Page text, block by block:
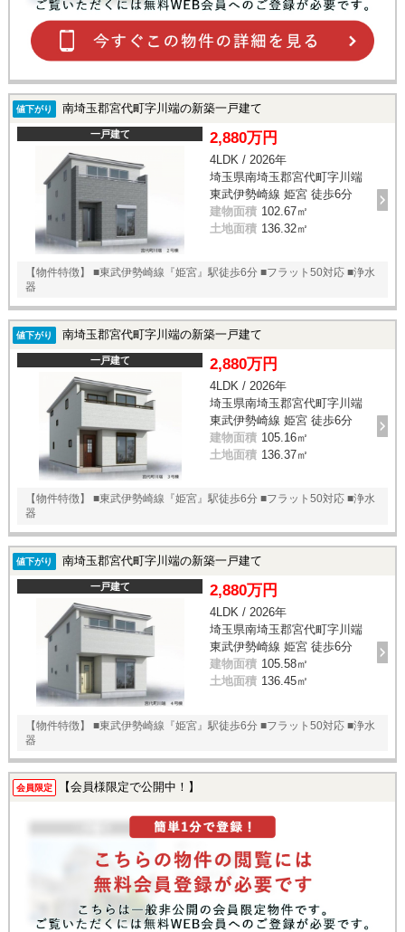
値下がり 南埼玉郡宮代町字川端の新築一戸建て
一戸建て 2,880万円
4LDK / 2026年
埼玉県南埼玉郡宮代町字川端
東武伊勢崎線 姫宮 徒歩6分
建物面積 102.67㎡
土地面積 136.32㎡
【物件特徴】 ■東武伊勢崎線『姫宮』駅徒歩6分 ■フラット50対応 ■浄水
器
値下がり 南埼玉郡宮代町字川端の新築一戸建て
一戸建て 2,880万円
4LDK / 2026年
埼玉県南埼玉郡宮代町字川端
東武伊勢崎線 姫宮 徒歩6分
建物面積 105.16㎡
土地面積 136.37㎡
【物件特徴】 ■東武伊勢崎線『姫宮』駅徒歩6分 ■フラット50対応 ■浄水
器
値下がり 南埼玉郡宮代町字川端の新築一戸建て
一戸建て 2,880万円
4LDK / 2026年
埼玉県南埼玉郡宮代町字川端
東武伊勢崎線 姫宮 徒歩6分
建物面積 105.58㎡
土地面積 136.45㎡
【物件特徴】 ■東武伊勢崎線『姫宮』駅徒歩6分 ■フラット50対応 ■浄水
器
会員限定 【会員様限定で公開中！】